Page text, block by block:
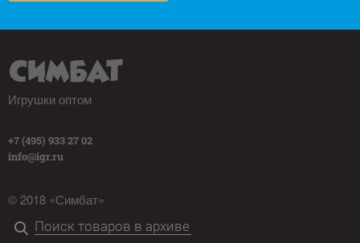
Игрушки оптом
+7 (495) 933 27 02
info@igr.ru
© 2018 «Симбат»